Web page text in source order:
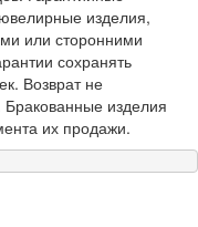
изделия,
или сторонними
сохранять
Возврат не
Бракованные изделия
их продажи.